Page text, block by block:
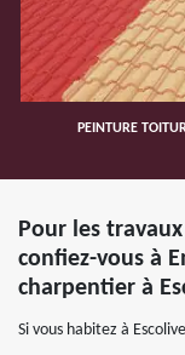
PEINTURE
Pour les
confiez-vous à
charpentier à
Si vous habitez à